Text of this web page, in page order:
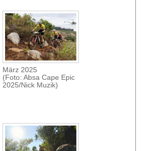
März 2025
(Foto: Absa Cape Epic
2025/Nick Muzik)